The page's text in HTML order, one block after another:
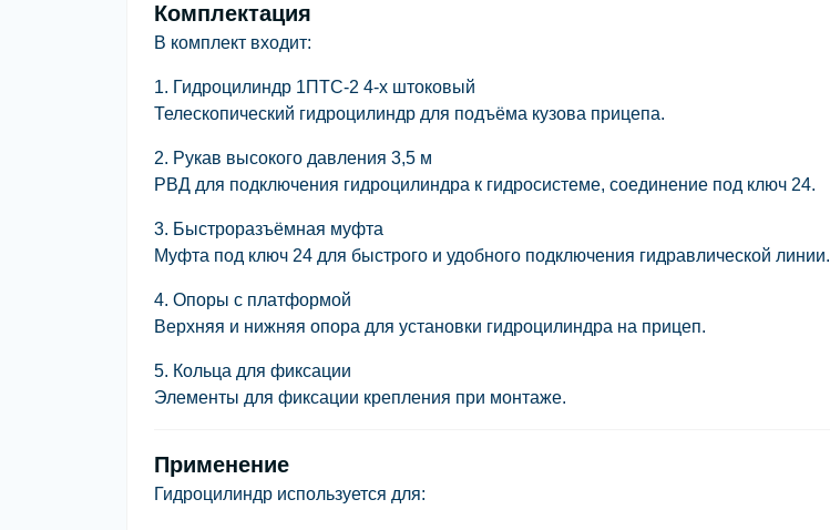
Комплектация
В комплект входит:
1. Гидроцилиндр 1ПТС-2 4-х штоковый
Телескопический гидроцилиндр для подъёма кузова прицепа.
2. Рукав высокого давления 3,5 м
РВД для подключения гидроцилиндра к гидросистеме, соединение под ключ 24.
3. Быстроразъёмная муфта
Муфта под ключ 24 для быстрого и удобного подключения гидравлической линии.
4. Опоры с платформой
Верхняя и нижняя опора для установки гидроцилиндра на прицеп.
5. Кольца для фиксации
Элементы для фиксации крепления при монтаже.
Применение
Гидроцилиндр используется для: